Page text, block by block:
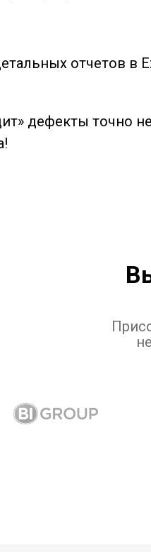
отчетов в
дефекты точно